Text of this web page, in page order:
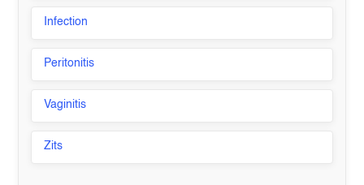
Infection
Peritonitis
Vaginitis
Zits